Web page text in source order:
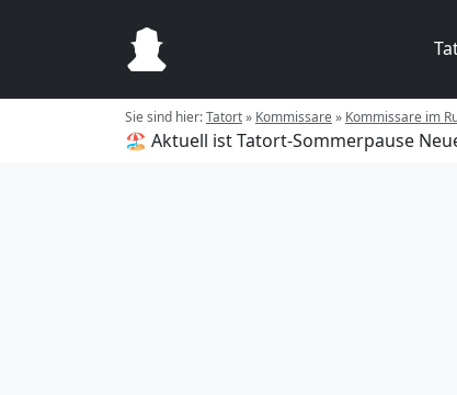
Sie sind hier:Tatort» Kommissare» Kommissare im
🏖️ Aktuell ist Tatort-Sommerpause